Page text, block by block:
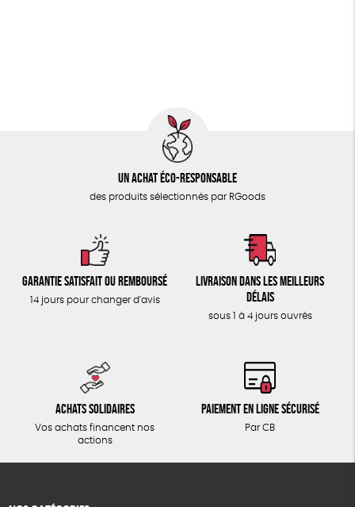
Un achat éco-responsable
des produits sélectionnés par RGoods
Garantie satisfait ou remboursé
14 jours pour changer d'avis
Livraison dans les meilleurs
délais
sous 1 à 4 jours ouvrés
Achats solidaires
Vos achats financent nos
actions
Paiement en ligne sécurisé
Par CB